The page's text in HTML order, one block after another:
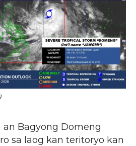
an Bagyong Domeng
sa laog kan teritoryo kan